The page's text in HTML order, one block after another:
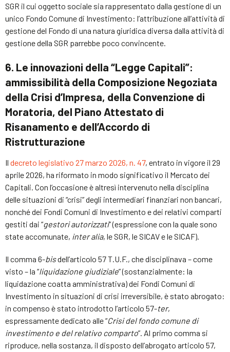
SGR il cui oggetto sociale sia rappresentato dalla gestione di un
unico Fondo Comune di Investimento: l’attribuzione all’attività di
gestione del Fondo di una natura giuridica diversa dalla attività di
gestione della SGR parrebbe poco convincente.
6. Le innovazioni della “Legge Capitali”:
ammissibilità della Composizione Negoziata
della Crisi d’Impresa, della Convenzione di
Moratoria, del Piano Attestato di
Risanamento e dell’Accordo di
Ristrutturazione
Il decreto legislativo 27 marzo 2026, n. 47, entrato in vigore il 29
aprile 2026, ha riformato in modo significativo il Mercato dei
Capitali. Con l’occasione è altresì intervenuto nella disciplina
delle situazioni di “crisi” degli intermediari finanziari non bancari,
nonché dei Fondi Comuni di Investimento e dei relativi comparti
gestiti dai “gestori autorizzati” (espressione con la quale sono
state accomunate, inter alia, le SGR, le SICAV e le SICAF).
Il comma 6-bisdell’articolo 57 T.U.F., che disciplinava – come
visto – la “liquidazione giudiziale” (sostanzialmente: la
liquidazione coatta amministrativa) dei Fondi Comuni di
Investimento in situazioni di crisi irreversibile, è stato abrogato:
in compenso è stato introdotto l’articolo 57-ter,
espressamente dedicato alle “Crisi del fondo comune di
investimento e del relativo comparto”. Al primo comma si
riproduce, nella sostanza, il disposto dell’abrogato articolo 57,